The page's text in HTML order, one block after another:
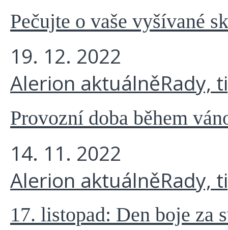
Pečujte o vaše vyšívané
19. 12. 2022
Alerion aktuálněRady,
Provozní doba během
14. 11. 2022
Alerion aktuálněRady,
17. listopad: Den boje za